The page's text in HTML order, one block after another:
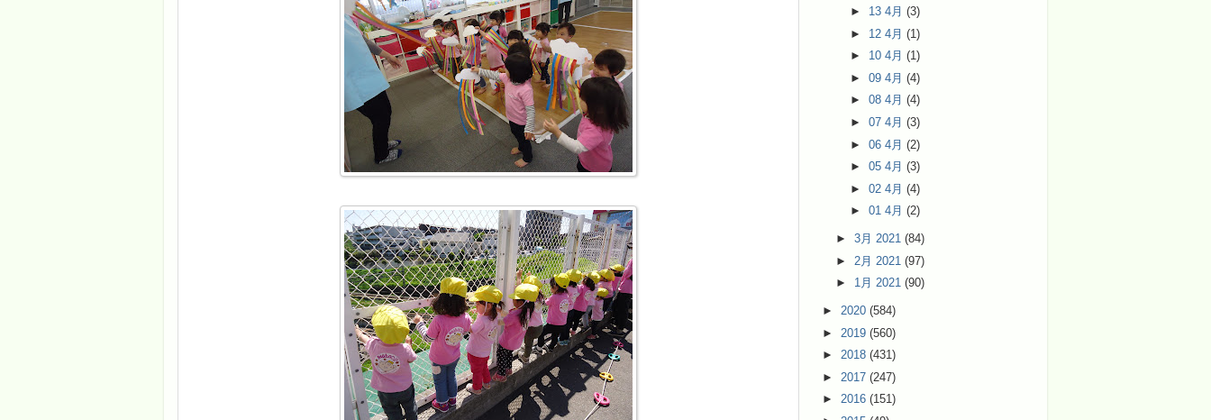
► 13 4月 (3)
► 12 4月 (1)
► 10 4月 (1)
► 09 4月 (4)
► 08 4月 (4)
► 07 4月 (3)
► 06 4月 (2)
► 05 4月 (3)
► 02 4月 (4)
► 01 4月 (2)
►3月 2021(84)
► 2月 2021(97)
► 1月 2021(90)
► 2020 (584)
► 2019 (560)
► 2018 (431)
► 2017 (247)
► 2016 (151)